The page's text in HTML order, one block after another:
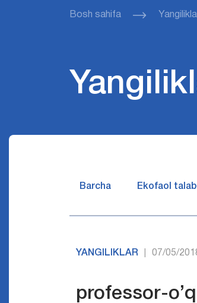
Bosh sahifa
Barcha Ekofaol
YANGILIKLAR 07/05/
professor-